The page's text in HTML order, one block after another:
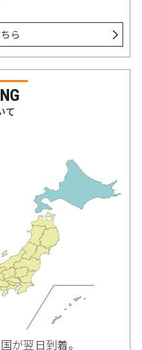
ら
て
が翌日到着。